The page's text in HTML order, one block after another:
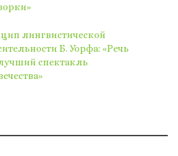
лингвистической
Б. Уорфа: «Речь
спектакль